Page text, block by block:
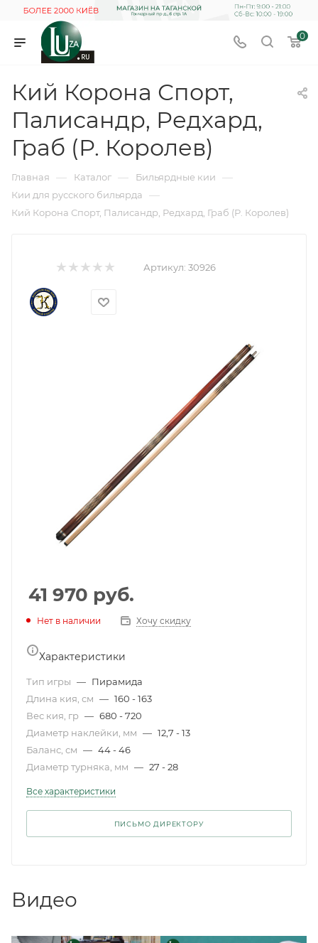
0
Кий Корона Спорт,
Палисандр, Редхард,
Граб (Р. Королев)
Главная — Каталог — Бильярдные кии —
Кии для русского бильярда —
Кий Корона Спорт, Палисандр, Редхард, Граб (Р. Королев)
Артикул: 30926
41 970 руб.
Нет в наличии Хочу скидку
Характеристики
Тип игры — Пирамида
Длина кия, см — 160 - 163
Вес кия, гр — 680 - 720
Диаметр наклейки, мм — 12,7 - 13
Баланс, см — 44 - 46
Диаметр турняка, мм — 27 - 28
Все характеристики
ПИСЬМО ДИРЕКТОРУ
Видео